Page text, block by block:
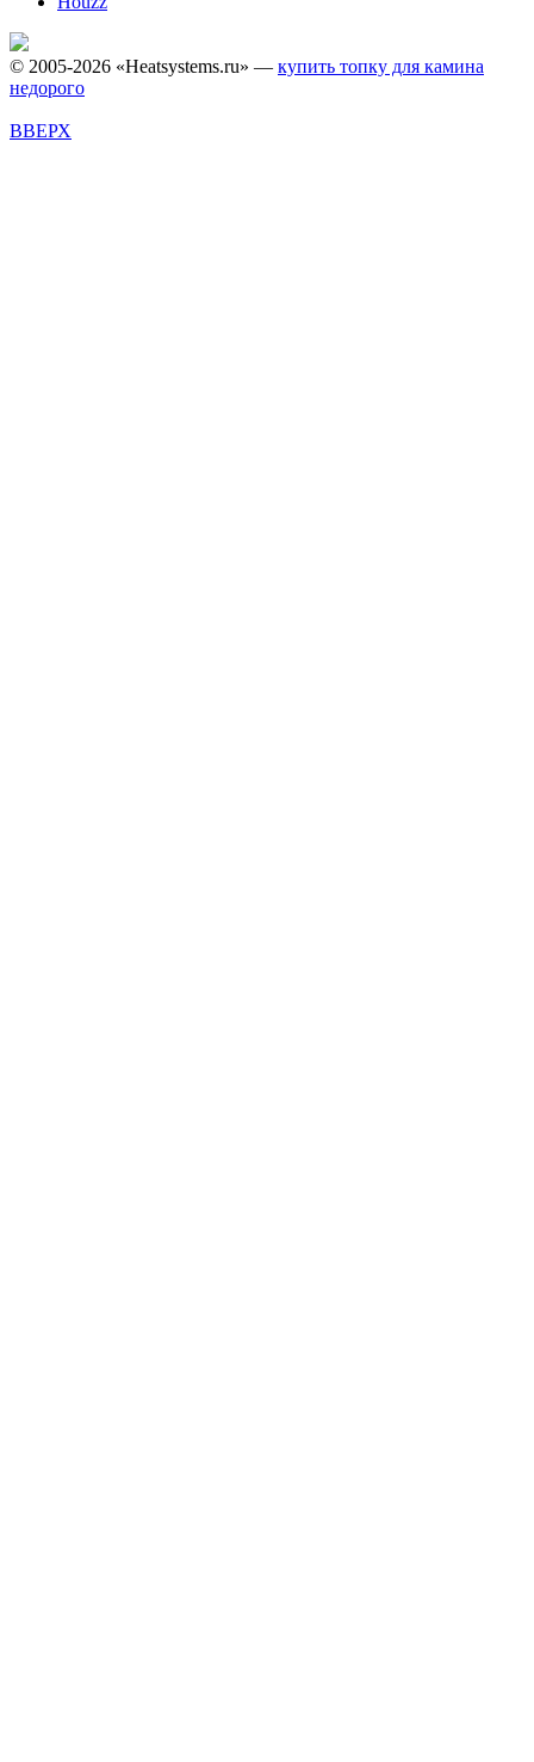
© 2005-2026 «Heatsystems.ru» — купить топку для камина
недорого
ВВЕРХ